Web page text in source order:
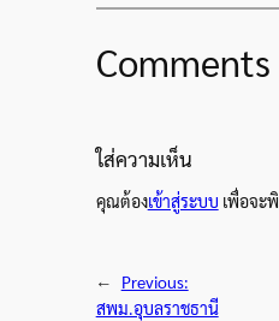
Comments
ใส่ความเห็น
คุณต้องเข้าสู่ระบบ เพื่อจะ
←
Previous:
สพม.อุบลราชธานี